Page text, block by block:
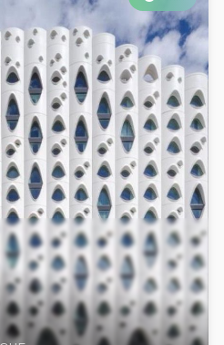
ville-processus : pour un